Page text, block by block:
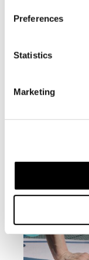
Preferences
Statistics
Marketing